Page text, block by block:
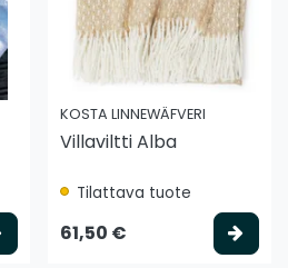
Valitse vaihtoehto
KOSTA LINNEWÄFVERI
Villaviltti Alba
Tilattava tuote
61,50 €